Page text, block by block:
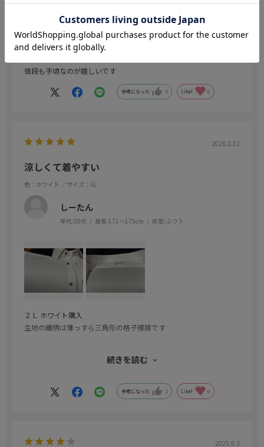
着心地が良く、本当にアイロン無しで大丈夫です
値段も手頃なのが嬉しいです
参考になった 0 Like! 0
2026.2.12
涼しくて着やすい
色：ホワイト ／サイズ：5L
しーたん
年代:50代 身長:171～175cm 体型:ふつう
２Ｌ ホワイト購入
生地の繊柄は薄っすら三角形の格子模様です
続きを読む
参考になった 2 Like! 0
2025.9.3